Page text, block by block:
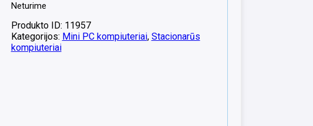
Neturime
Produkto ID: 11957
Kategorijos: Mini PC kompiuteriai, Stacionarūs
kompiuteriai